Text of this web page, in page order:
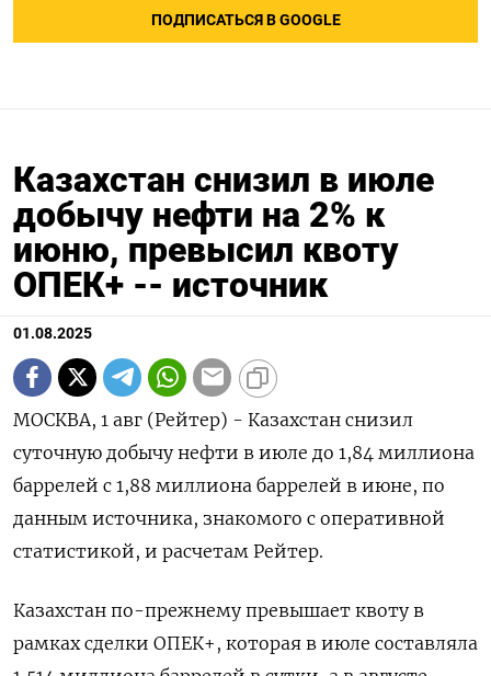
ПОДПИСАТЬСЯ В GOOGLE
Казахстан снизил в июле
добычу нефти на 2% к
июню, превысил квоту
ОПЕК+ -- источник
01.08.2025
МОСКВА, 1 авг (Рейтер) - Казахстан снизил
суточную добычу нефти в июле до 1,84 миллиона
баррелей с 1,88 миллиона баррелей в июне, по
данным источника, знакомого с оперативной
статистикой, и расчетам Рейтер.
Казахстан по-прежнему превышает квоту в
рамках сделки ОПЕК+, которая в июле составляла